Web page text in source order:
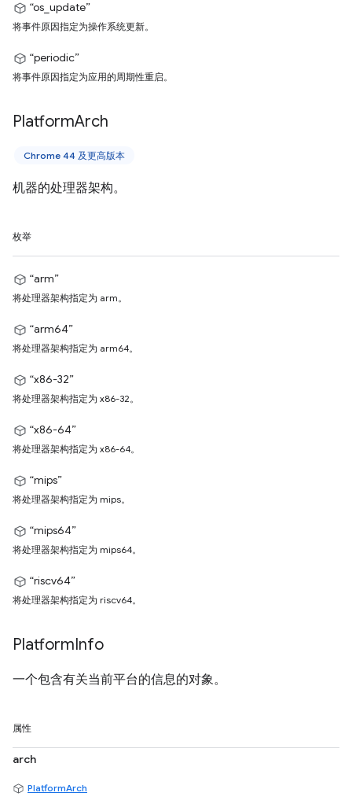
“os_update”
将事件原因指定为操作系统更新。
“periodic”
将事件原因指定为应用的周期性重启。
PlatformArch
Chrome 44 及更高版本
机器的处理器架构。
枚举
“arm”
将处理器架构指定为 arm。
“arm64”
将处理器架构指定为 arm64。
“x86-32”
将处理器架构指定为 x86-32。
“x86-64”
将处理器架构指定为 x86-64。
“mips”
将处理器架构指定为 mips。
“mips64”
将处理器架构指定为 mips64。
“riscv64”
将处理器架构指定为 riscv64。
PlatformInfo
一个包含有关当前平台的信息的对象。
属性
arch
PlatformArch